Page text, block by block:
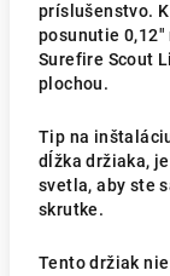
príslušenstvo.
posunutie 0,12"
Surefire Scout
plochou.
Tip na
dĺžka držiaka,
svetla, aby ste
skrutke.
Tento držiak